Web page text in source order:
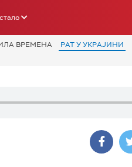
ВРЕМЕНА РАТ У УКРАЈИНИ